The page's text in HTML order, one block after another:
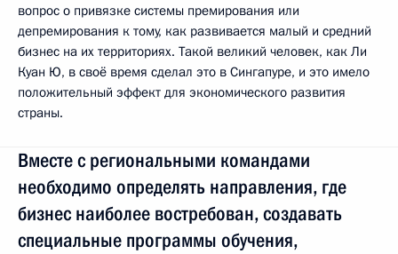
вопрос о привязке системы премирования или
депремирования к тому, как развивается малый и средний
бизнес на их территориях. Такой великий человек, как Ли
Куан Ю, в своё время сделал это в Сингапуре, и это имело
положительный эффект для экономического развития
страны.
Вместе с региональными командами
необходимо определять направления, где
бизнес наиболее востребован, создавать
специальные программы обучения,